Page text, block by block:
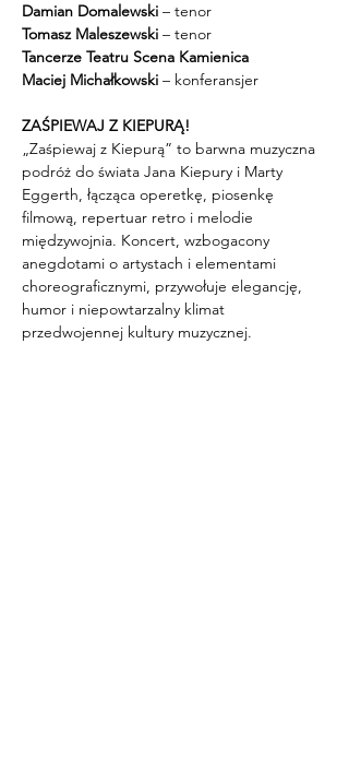
Damian Domalewski – tenor
Tomasz Maleszewski – tenor
Tancerze Teatru Scena Kamienica
Maciej Michałkowski – konferansjer
ZAŚPIEWAJ Z KIEPURĄ!
„Zaśpiewaj z Kiepurą” to barwna muzyczna
podróż do świata Jana Kiepury i Marty
Eggerth, łącząca operetkę, piosenkę
filmową, repertuar retro i melodie
międzywojnia. Koncert, wzbogacony
anegdotami o artystach i elementami
choreograficznymi, przywołuje elegancję,
humor i niepowtarzalny klimat
przedwojennej kultury muzycznej.